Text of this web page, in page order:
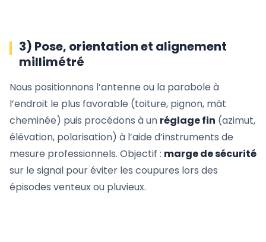
3) Pose, orientation et alignement
millimétré
Nous positionnons l’antenne ou la parabole à
l’endroit le plus favorable (toiture, pignon, mât
cheminée) puis procédons à un réglage fin (azimut,
élévation, polarisation) à l’aide d’instruments de
mesure professionnels. Objectif : marge de sécurité
sur le signal pour éviter les coupures lors des
épisodes venteux ou pluvieux.